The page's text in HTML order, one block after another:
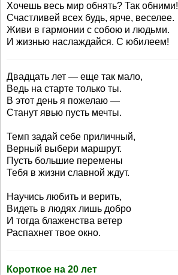
Хочешь весь мир обнять? Так обними!
Счастливей всех будь, ярче, веселее.
Живи в гармонии с собою и людьми.
И жизнью наслаждайся. С юбилеем!
Двадцать лет — еще так мало,
Ведь на старте только ты.
В этот день я пожелаю —
Станут явью пусть мечты.
Темп задай себе приличный,
Верный выбери маршрут.
Пусть большие перемены
Тебя в жизни славной ждут.
Научись любить и верить,
Видеть в людях лишь добро
И тогда блаженства ветер
Распахнет твое окно.
Короткое на 20 лет